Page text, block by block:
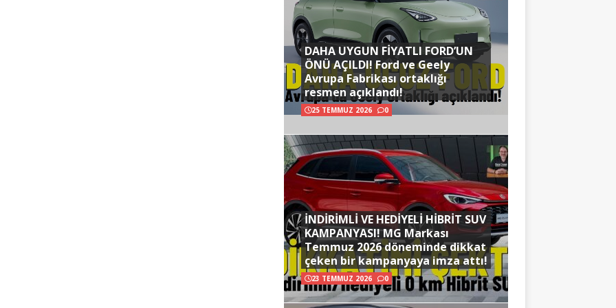
DAHA UYGUN FİYATLI FORD’UN
ÖNÜ AÇILDI! Ford ve Geely
Avrupa Fabrikası ortaklığı
resmen açıklandı!
25 TEMMUZ 2026 0
İNDİRİMLİ VE HEDİYELİ HİBRİT SUV
KAMPANYASI! MG Markası
Temmuz 2026 döneminde dikkat
çeken bir kampanyaya imza attı!
23 TEMMUZ 2026 0